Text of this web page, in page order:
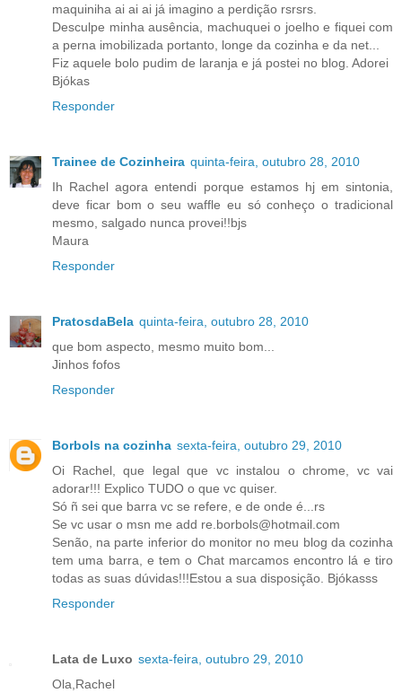
maquiniha ai ai ai já imagino a perdição rsrsrs.
Desculpe minha ausência, machuquei o joelho e fiquei com
a perna imobilizada portanto, longe da cozinha e da net...
Fiz aquele bolo pudim de laranja e já postei no blog. Adorei
Bjókas
Responder
Trainee de Cozinheira quinta-feira, outubro 28, 2010
Ih Rachel agora entendi porque estamos hj em sintonia,
deve ficar bom o seu waffle eu só conheço o tradicional
mesmo, salgado nunca provei!!bjs
Maura
Responder
PratosdaBela quinta-feira, outubro 28, 2010
que bom aspecto, mesmo muito bom...
Jinhos fofos
Responder
Borbols na cozinha sexta-feira, outubro 29, 2010
Oi Rachel, que legal que vc instalou o chrome, vc vai
adorar!!! Explico TUDO o que vc quiser.
Só ñ sei que barra vc se refere, e de onde é...rs
Se vc usar o msn me add re.borbols@hotmail.com
Senão, na parte inferior do monitor no meu blog da cozinha
tem uma barra, e tem o Chat marcamos encontro lá e tiro
todas as suas dúvidas!!!Estou a sua disposição. Bjókasss
Responder
Lata de Luxo sexta-feira, outubro 29, 2010
Ola,Rachel